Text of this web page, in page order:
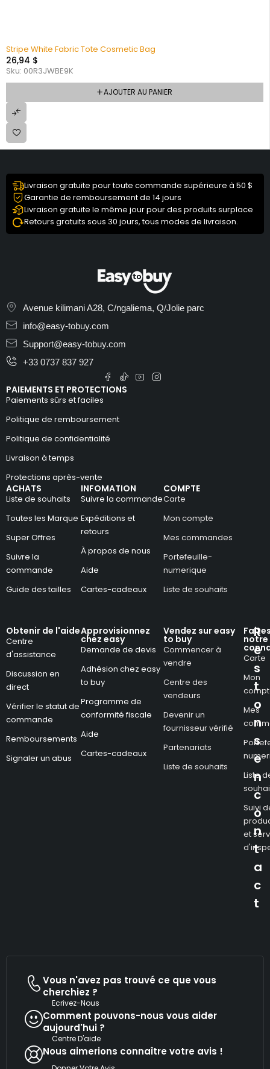
Stripe White Fabric Tote Cosmetic Bag
26,94 $
Sku: 00R3JWBE9K
AJOUTER AU PANIER
Livraison gratuite pour toute commande supérieure à 50 $
Garantie de remboursement de 14 jours
Livraison gratuite le même jour pour des produits surplace
Retours gratuits sous 30 jours, tous modes de livraison.
Avenue kilimani A28, C/ngaliema, Q/Jolie parc
info@easy-tobuy.com
Support@easy-tobuy.com
+33 0737 837 927
ACHATS
Liste de souhaits
Toutes les Marque
Super Offres
Suivre la
commande
Guide des tailles
INFOMATION
Suivre la commande
Expéditions et
retours
À propos de nous
Aide
Cartes-cadeaux
COMPTE
Carte
Mon compte
Mes commandes
Portefeuille-
numerique
Liste de souhaits
PAIEMENTS ET PROTECTIONS
Paiements sûrs et faciles
Politique de remboursement
Politique de confidentialité
Livraison à temps
Protections après-vente
Obtenir de l'aide
Centre
d'assistance
Discussion en
direct
Vérifier le statut de
commande
Remboursements
Signaler un abus
Approvisionnez
chez easy
Demande de devis
Adhésion chez easy
to buy
Programme de
conformité fiscale
Aide
Cartes-cadeaux
Vendez sur easy
to buy
Commencer à
vendre
Centre des
vendeurs
Devenir un
fournisseur vérifié
Partenariats
Liste de souhaits
notre
Carte
Mon
Mes
Liste
Suivi
et
R
e
s
t
o
n
s
e
n
c
o
n
t
a
c
t
Vous n'avez pas trouvé ce que vous
cherchiez ?
Ecrivez-Nous
Comment pouvons-nous vous aider
aujourd'hui ?
Centre D'aide
Nous aimerions connaître votre avis !